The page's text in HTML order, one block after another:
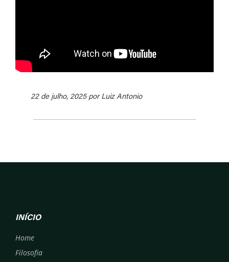
22 de julho, 2025 por Luiz Antonio
INÍCIO
Home
Filosofia